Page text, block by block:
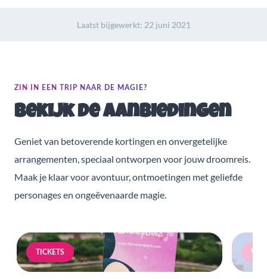
Laatst bijgewerkt: 22 juni 2021
ZIN IN EEN TRIP NAAR DE MAGIE?
Bekijk de aanbiedingen
Geniet van betoverende kortingen en onvergetelijke
arrangementen, speciaal ontworpen voor jouw droomreis.
Maak je klaar voor avontuur, ontmoetingen met geliefde
personages en ongeëvenaarde magie.
TICKETS